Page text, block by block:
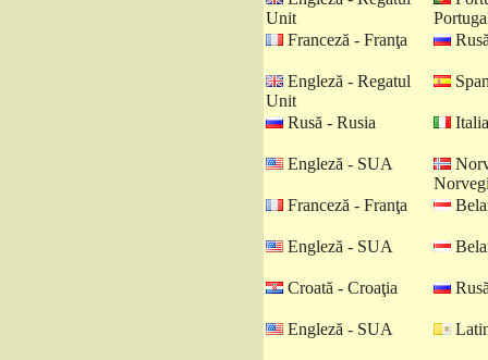
Unit
Franceză - Franţa
Engleză - Regatul
Unit
Rusă - Rusia
Engleză - SUA
Franceză - Franţa
Engleză - SUA
Croată - Croaţia
Engleză - SUA